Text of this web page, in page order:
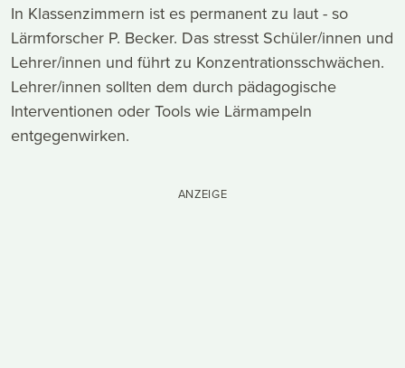
In Klassenzimmern ist es permanent zu laut - so
Lärmforscher P. Becker. Das stresst Schüler/innen und
Lehrer/innen und führt zu Konzentrationsschwächen.
Lehrer/innen sollten dem durch pädagogische
Interventionen oder Tools wie Lärmampeln
entgegenwirken.
ANZEIGE